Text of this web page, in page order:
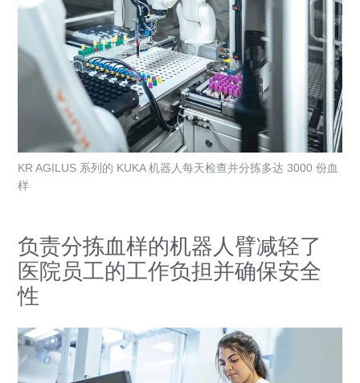
KR AGILUS 系列的 KUKA 机器人每天检查并分拣多达 3000 份血
样
负责分拣血样的机器人臂减轻了
医院员工的工作负担并确保安全
性